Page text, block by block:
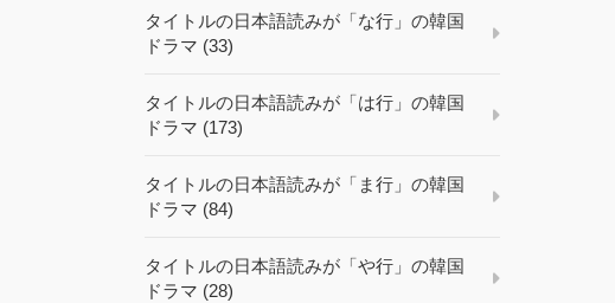
タイトルの日本語読みが「な行」の韓国
ドラマ (33)
タイトルの日本語読みが「は行」の韓国
ドラマ (173)
タイトルの日本語読みが「ま行」の韓国
ドラマ (84)
タイトルの日本語読みが「や行」の韓国
ドラマ (28)